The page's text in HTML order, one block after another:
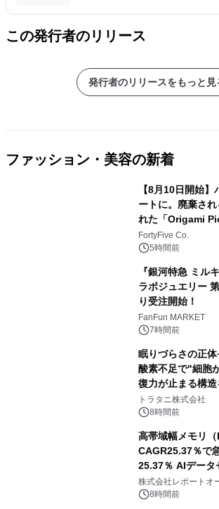
この発行者のリリース
発行者のリリースをもっと見
ファッション・美容の新着
【8月10日開始
ートに。廃棄さ
れた「Origami
Makuakeに登場
FortyFive Co.
5時間前
『銀河特急 ミル
ラボジュエリー
り受注開始！
FanFun MARKET
7時間前
眠りづらさの正
酸素不足で"細胞
復力が止まる構
トラタニ株式会社
8時間前
高帯域幅メモリ（
CAGR25.37％で
25.37％ AIデータ
拡大が2035年の
株式会社レポートオ
8時間前